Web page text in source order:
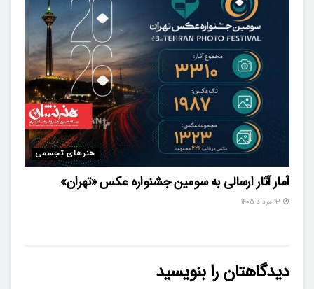
هنرهای تجسمی
آمار آثار ارسالی به سومین جشنواره عکس «تهران»
دیدگاهتان را بنویسید